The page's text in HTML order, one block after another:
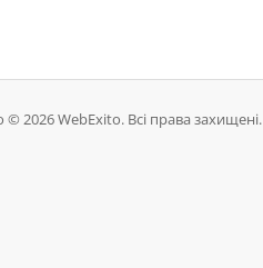
© 2026 WebExito. Всі права захищені.